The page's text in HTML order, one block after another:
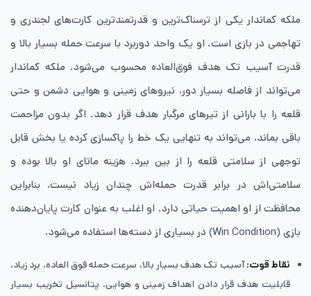
ملکه کماندار یکی از ترسناک‌ترین و قدرتمندترین کارت‌های لجندری و
تهاجمی در بازی است. او یک واحد دوربرد با سرعت حمله بسیار بالا و
قدرت آسیب تک ‌هدف فوق‌العاده محسوب می‌شود. ملکه کماندار
می‌تواند از فاصله بسیار دور، نیروهای زمینی و هوایی دشمن و حتی
قلعه را با بارانی از تیرهای مرگبار هدف قرار دهد. اگر بدون مزاحمت
باقی بماند، می‌تواند به تنهایی یک خط را پاکسازی کرده یا بخش قابل
توجهی از سلامتی قلعه را از بین ببرد. هزینه مانای او بالا بوده و
سلامتی‌اش در برابر قدرت حمله‌اش چندان زیاد نیست، بنابراین
محافظت از او اهمیت حیاتی دارد. او اغلب به عنوان کارت پایان‌دهنده
بازی (Win Condition) در بسیاری از دسته‌ها استفاده می‌شود.
نقاط قوت:آسیب تک ‌هدف بسیار بالا، سرعت حمله فوق ‌العاده، برد زیاد،
قابلیت هدف قرار دادن اهداف زمینی و هوایی، پتانسیل تخریب بسیار